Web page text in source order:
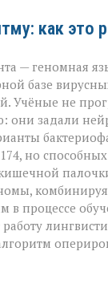
как это
— геномная
базе
Учёные не
они задали
но
в процессе